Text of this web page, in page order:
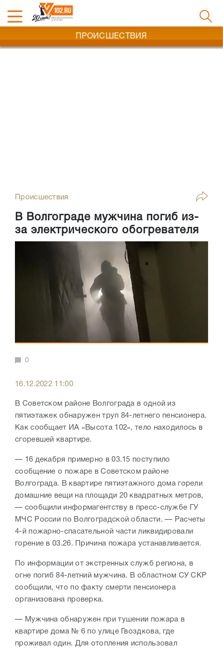
ПРОИСШЕСТВИЯ
Происшествия
В Волгограде мужчина погиб из-
за электрического обогревателя
0
16.12.2022 11:00
В Советском районе Волгограда в одной из
пятиэтажек обнаружен труп 84-летнего пенсионера.
Как сообщает ИА «Высота 102», тело находилось в
сгоревшей квартире.
— 16 декабря примерно в 03.15 поступило
сообщение о пожаре в Советском районе
Волгограда. В квартире пятиэтажного дома горели
домашние вещи на площади 20 квадратных метров,
— сообщили информагентству в пресс-службе ГУ
МЧС России по Волгоградской области. — Расчеты
4-й пожарно-спасательной части ликвидировали
горение в 03.26. Причина пожара устанавливается.
По информации от экстренных служб региона, в
огне погиб 84-летний мужчина. В областном СУ СКР
сообщили, что по факту смерти пенсионера
организована проверка.
— Мужчина обнаружен при тушении пожара в
квартире дома № 6 по улице Гвоздкова, где
проживал один. Для отопления использовал